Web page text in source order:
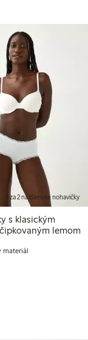
3 za 2 na dámske nohavičky
s klasickým
lemom
materiál